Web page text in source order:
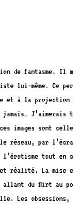
de fantasme. Il
lui-même. Ce
et à la
sont celles
réseau, par
tout en
La mise
allant du flirt au
Les